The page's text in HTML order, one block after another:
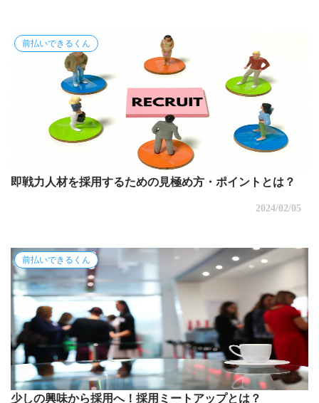
前払いできるくん
即戦力人材を採用するための見極め方・ポイントとは？
2024/02/05
前払いできるくん
少しの興味から採用へ！採用ミートアップとは？